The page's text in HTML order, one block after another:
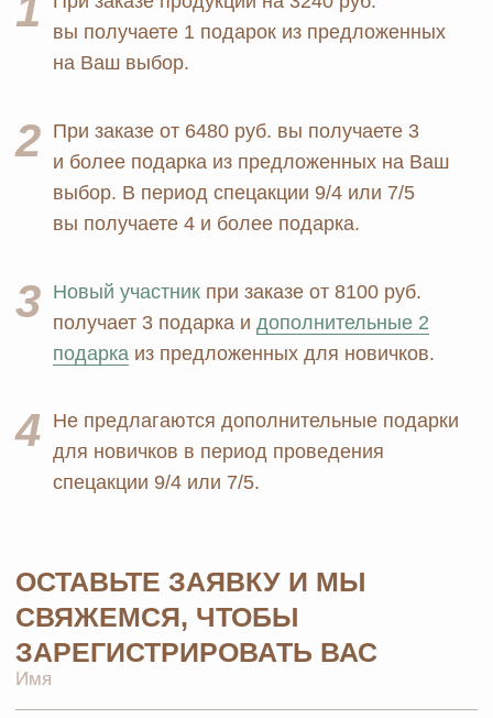
Политика
конфиденциальности
Текстиль
Выгодные наборы
Юридические документы
НОВОСТИ В
+7 926 373 75 55
ersagmedia@yandex.ru